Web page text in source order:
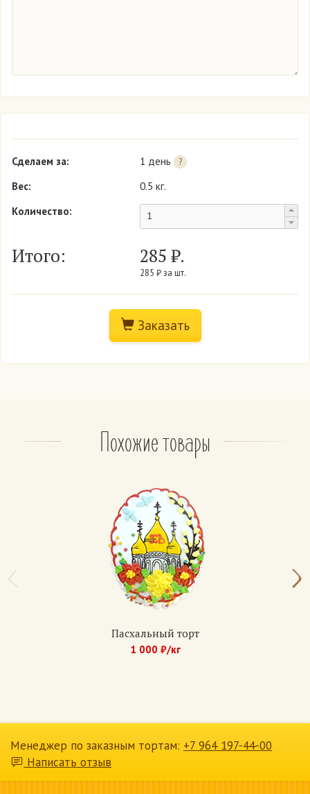
Сделаем за: 1 день ?
Вес:
0.5 кг.
Количество:
Итого: 285 ₽.
285 ₽ за шт.
Заказать
Похожие товары
Пасхальный торт
1 000 ₽/кг
Менеджер по заказным тортам: +7 964 197-44-00
Написать отзыв